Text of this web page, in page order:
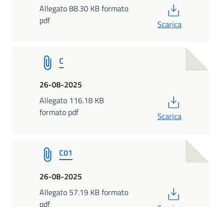
Allegato 88.30 KB formato
pdf
Scarica
C
26-08-2025
Allegato 116.18 KB
formato pdf
Scarica
C01
26-08-2025
Allegato 57.19 KB formato
pdf